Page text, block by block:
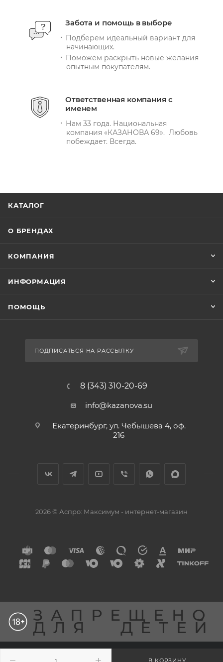
В КОРЗИНУ
Забота и помощь в выборе
Подберем идеальный вариант для
начинающих.
Поможем раскрыть новые желания
опытным покупателям.
Ответственная компания с
именем
Нам 33 года. Национальная
компания «КАЗАНОВА 69». Любовь
побеждает. Всегда.
КАТАЛОГ
О БРЕНДАХ
КОМПАНИЯ
ИНФОРМАЦИЯ
ПОМОЩЬ
ПОДПИСАТЬСЯ НА РАССЫЛКУ
8 (343) 310-20-69
info@kazanova.su
Екатеринбург, ул. Чебышева 4, оф.
216
2026 © Аспро: Максимум - интернет-магазин
ЗАПРЕЩЕНО
ДЛЯ ДЕТЕЙ